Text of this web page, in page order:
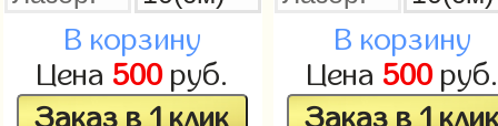
В корзину
Цена 500руб.
Заказ в 1 клик
В корзину
Цена 500руб.
Заказ в 1